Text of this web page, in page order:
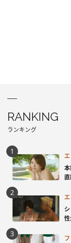
RANKING
ランキング